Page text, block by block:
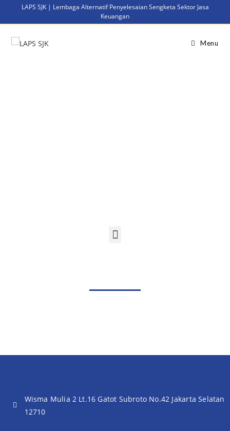
LAPS SJK | Lembaga Alternatif Penyelesaian Sengketa Sektor Jasa
Keuangan
Menu
Wisma Mulia 2 Lt.16 Gatot Subroto No.42 Jakarta Selatan
12710